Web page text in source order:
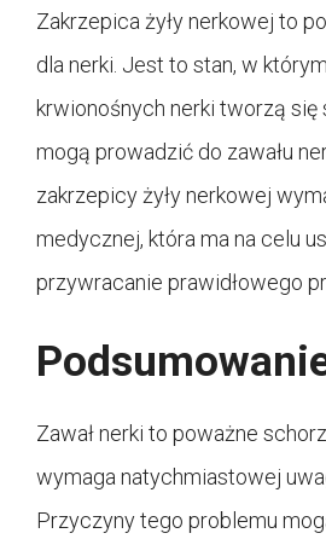
Zakrzepica żyły nerkowej to
dla nerki. Jest to stan, w
krwionośnych nerki tworzą się
mogą prowadzić do zawału
zakrzepicy żyły nerkowej
medycznej, która ma na celu
przywracanie prawidłowego
Zawał nerki to poważne
wymaga natychmiastowej
Przyczyny tego problemu